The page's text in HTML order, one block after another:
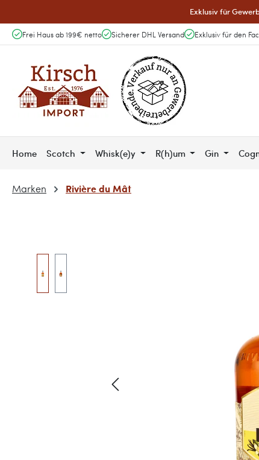
Exklusiv für
Frei Haus ab 199€ netto Sicherer DHL Versand Exklusiv für den
Home Scotch Whisk(e)y R(h)um Gin
Marken Rivière du Mât